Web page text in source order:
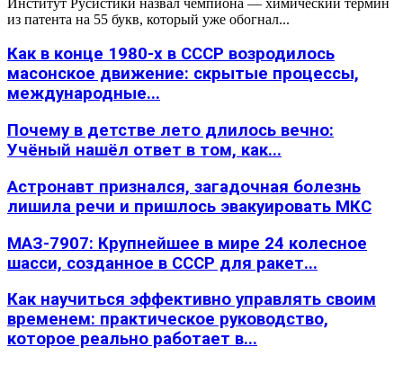
из патента на 55 букв, который уже обогнал...
Как в конце 1980-х в СССР возродилось
масонское движение: скрытые процессы,
международные...
Почему в детстве лето длилось вечно:
Учёный нашёл ответ в том, как...
Астронавт признался, загадочная болезнь
лишила речи и пришлось эвакуировать МКС
МАЗ-7907: Крупнейшее в мире 24 колесное
шасси, созданное в СССР для ракет...
Как научиться эффективно управлять своим
временем: практическое руководство,
которое реально работает в...